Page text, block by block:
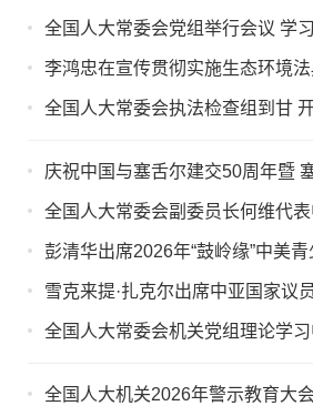
全国人大机关2026年警示教育大